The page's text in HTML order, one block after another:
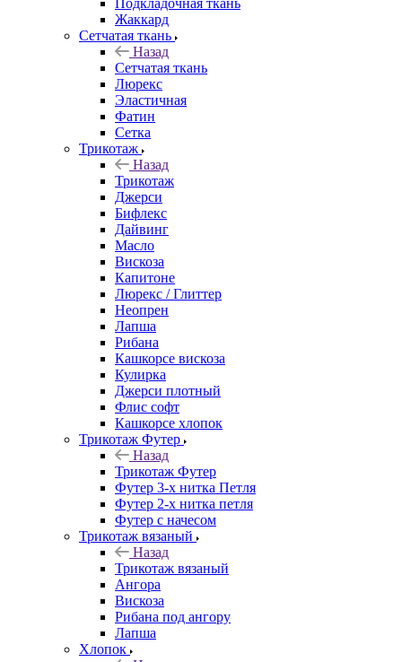
Подкладочная ткань
Жаккард
Сетчатая ткань
Назад
Сетчатая ткань
Люрекс
Эластичная
Фатин
Сетка
Трикотаж
Назад
Трикотаж
Джерси
Бифлекс
Дайвинг
Масло
Вискоза
Капитоне
Люрекс / Глиттер
Неопрен
Лапша
Рибана
Кашкорсе вискоза
Кулирка
Джерси плотный
Флис софт
Кашкорсе хлопок
Трикотаж Футер
Назад
Трикотаж Футер
Футер 3-х нитка Петля
Футер 2-х нитка петля
Футер с начесом
Трикотаж вязаный
Назад
Трикотаж вязаный
Ангора
Вискоза
Рибана под ангору
Лапша
Хлопок